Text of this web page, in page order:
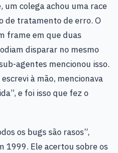
um colega achou uma race
de tratamento de erro. O
frame em que duas
disparar no mesmo
agentes mencionou isso.
à mão, mencionava
e foi isso que fez o
os bugs são rasos”,
1999. Ele acertou sobre os